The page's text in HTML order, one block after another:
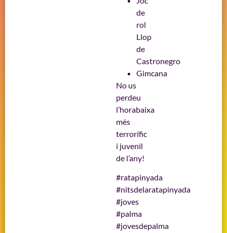
de
rol
Llop
de
Castronegro
Gimcana
No us
perdeu
l’horabaixa
més
terrorífic
i juvenil
de l’any!
#ratapinyada
#nitsdelaratapinyada
#joves
#palma
#jovesdepalma